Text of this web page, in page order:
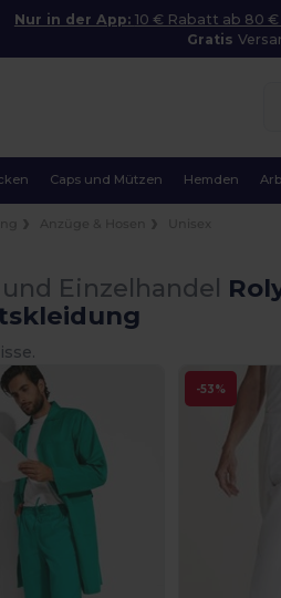
Nur in der App: 10 € Rabatt ab 80 €
Gratis
Caps und Mützen Hemden
Einzelhandel
-53%